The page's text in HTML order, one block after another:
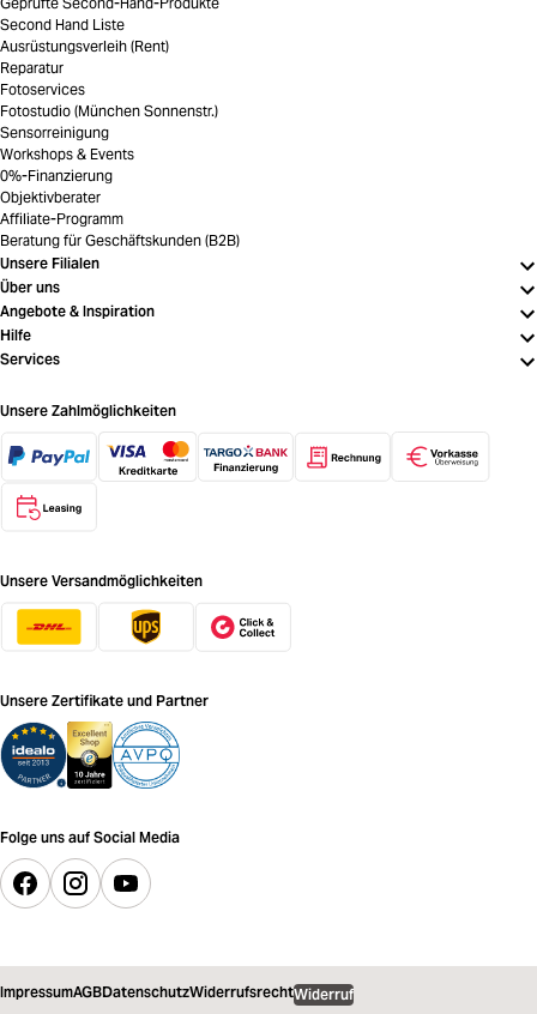
Second Hand Liste
Ausrüstungsverleih (Rent)
Reparatur
Fotoservices
Fotostudio (München Sonnenstr.)
Sensorreinigung
Workshops & Events
0%-Finanzierung
Objektivberater
Affiliate-Programm
Beratung für Geschäftskunden (B2B)
Unsere Filialen
Über uns
Angebote & Inspiration
Hilfe
Services
Unsere Zahlmöglichkeiten
Unsere Versandmöglichkeiten
Unsere Zertifikate und Partner
Folge uns auf Social Media
ImpressumAGBDatenschutzWiderrufsrechtWiderruf